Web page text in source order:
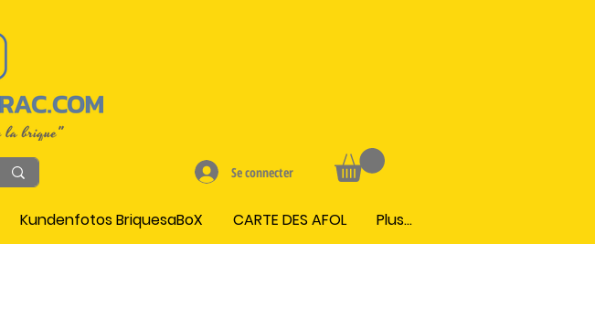
Se connecter
Kundenfotos BriquesaBoX CARTE DES AFOL Plus...